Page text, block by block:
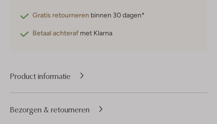
Gratis retourneren binnen 30 dagen*
Betaal achteraf met Klarna
Product informatie
Bezorgen & retourneren